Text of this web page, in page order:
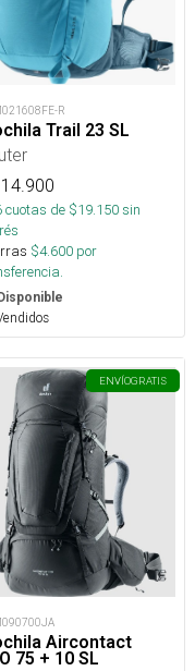
R
Trail 23 SL
cuotas de $19.150sin
$4.600 por
Disponible
ENVÍOGRATIS
Aircontact
75 + 10 SL